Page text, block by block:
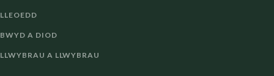
LLEOEDD
BWYD A DIOD
LLWYBRAU A LLWYBRAU